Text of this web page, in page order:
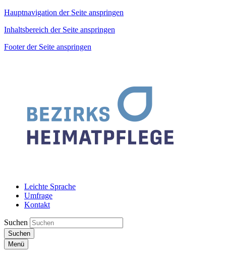
Hauptnavigation der Seite anspringen
Inhaltsbereich der Seite anspringen
Footer der Seite anspringen
Leichte Sprache
Umfrage
Kontakt
Suchen
Suchen
Menü